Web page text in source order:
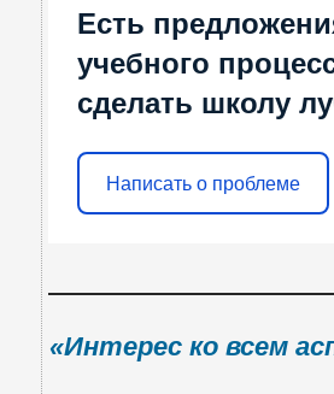
Есть
учебного
сделать школу
Написать о проблеме
«Интерес ко всем